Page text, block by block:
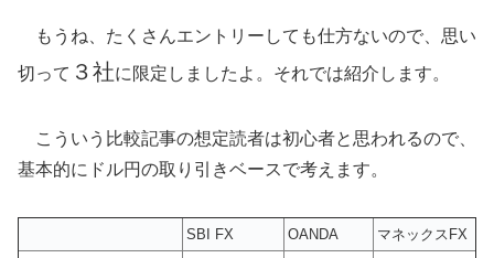
もうね、たくさんエントリーしても仕方ないので、思い
切って ３社に限定しましたよ。それでは紹介します。
こういう比較記事の想定読者は初心者と思われるので、
基本的にドル円の取り引きベースで考えます。
SBI FX OANDA
マネックスFX